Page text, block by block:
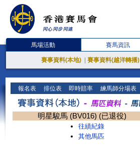
馬場活動 賽馬資訊
賽事資料(本地) 賽事資料(越洋轉播)
報名表 排位表 即時賠率 練馬師分場表
明星駿馬 (BV016) (已退役)
往績紀錄
其他馬匹